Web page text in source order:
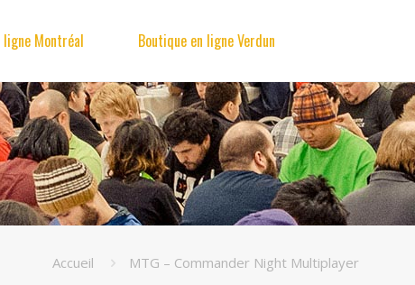
ligne Montréal Boutique en ligne Verdun
Accueil MTG – Commander Night Multiplayer